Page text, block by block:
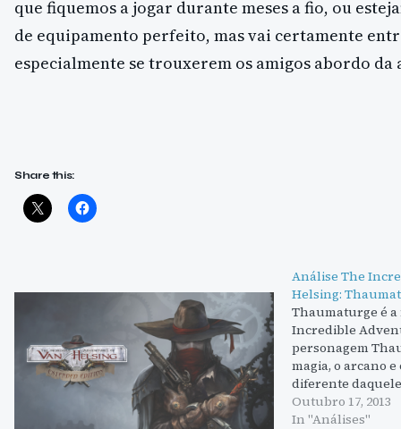
que fiquemos a jogar durante meses a fio, ou
de equipamento perfeito, mas vai certamente
especialmente se trouxerem os amigos abordo da
Share this:
Análise The
Helsing:
Thaumaturge é a
Incredible
personagem
magia, o arcano
diferente
Utilizando uma
habilidades
Outubro 17, 2013
In "Análises"